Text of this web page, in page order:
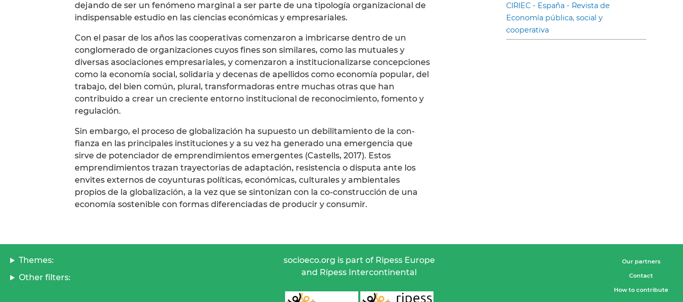
dejando de ser un fenómeno marginal a ser parte de una tipología organizacional de
indispensable estudio en las ciencias económicas y empresariales.
Con el pasar de los años las cooperativas comenzaron a imbricarse dentro de un
conglomerado de organizaciones cuyos fines son similares, como las mutuales y
diversas asociaciones empresariales, y comenzaron a institucionalizarse concepciones
como la economía social, solidaria y decenas de apellidos como economía popular, del
trabajo, del bien común, plural, transformadoras entre muchas otras que han
contribuido a crear un creciente entorno institucional de reconocimiento, fomento y
regulación.
Sin embargo, el proceso de globalización ha supuesto un debilitamiento de la con-
fianza en las principales instituciones y a su vez ha generado una emergencia que
sirve de potenciador de emprendimientos emergentes (Castells, 2017). Estos
emprendimientos trazan trayectorias de adaptación, resistencia o disputa ante los
envites externos de coyunturas políticas, económicas, culturales y ambientales
propios de la globalización, a la vez que se sintonizan con la co-construcción de una
economía sostenible con formas diferenciadas de producir y consumir.
CIRIEC - España - Revista de
Economía pública, social y
cooperativa
Themes:
Other filters:
socioeco.org is part of Ripess Europe
and Ripess Intercontinental
Our partners
Contact
How to contribute